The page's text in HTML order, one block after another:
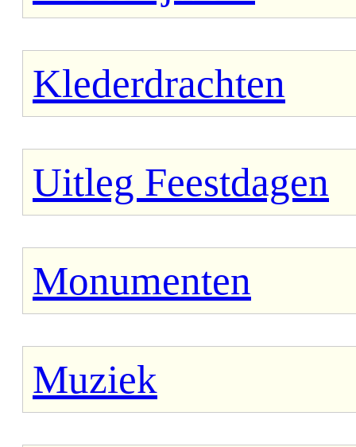
Klederdrachten
Uitleg Feestdagen
Monumenten
Muziek